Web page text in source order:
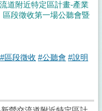
道附近特定區計畫-產業
段徵收第一場公聽會暨
#區段徵收 #公聽會 #說明